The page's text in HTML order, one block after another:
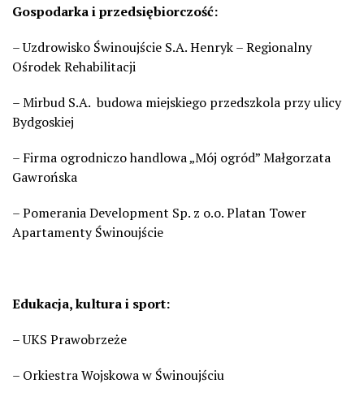
Gospodarka i przedsiębiorczość:
– Uzdrowisko Świnoujście S.A. Henryk – Regionalny
Ośrodek Rehabilitacji
– Mirbud S.A. budowa miejskiego przedszkola przy ulicy
Bydgoskiej
– Firma ogrodniczo handlowa „Mój ogród” Małgorzata
Gawrońska
– Pomerania Development Sp. z o.o. Platan Tower
Apartamenty Świnoujście
Edukacja, kultura i sport:
– UKS Prawobrzeże
– Orkiestra Wojskowa w Świnoujściu